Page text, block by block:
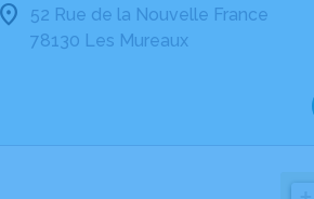
52 Rue de la Nouvelle France
78130 Les Mureaux